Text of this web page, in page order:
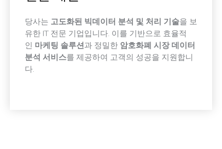
당사는 고도화된 빅데이터 분석 및 처리 기술을 보
유한 IT 전문 기업입니다. 이를 기반으로 효율적
인 마케팅 솔루션과 정밀한 암호화폐 시장 데이터
분석 서비스를 제공하여 고객의 성공을 지원합니
다.